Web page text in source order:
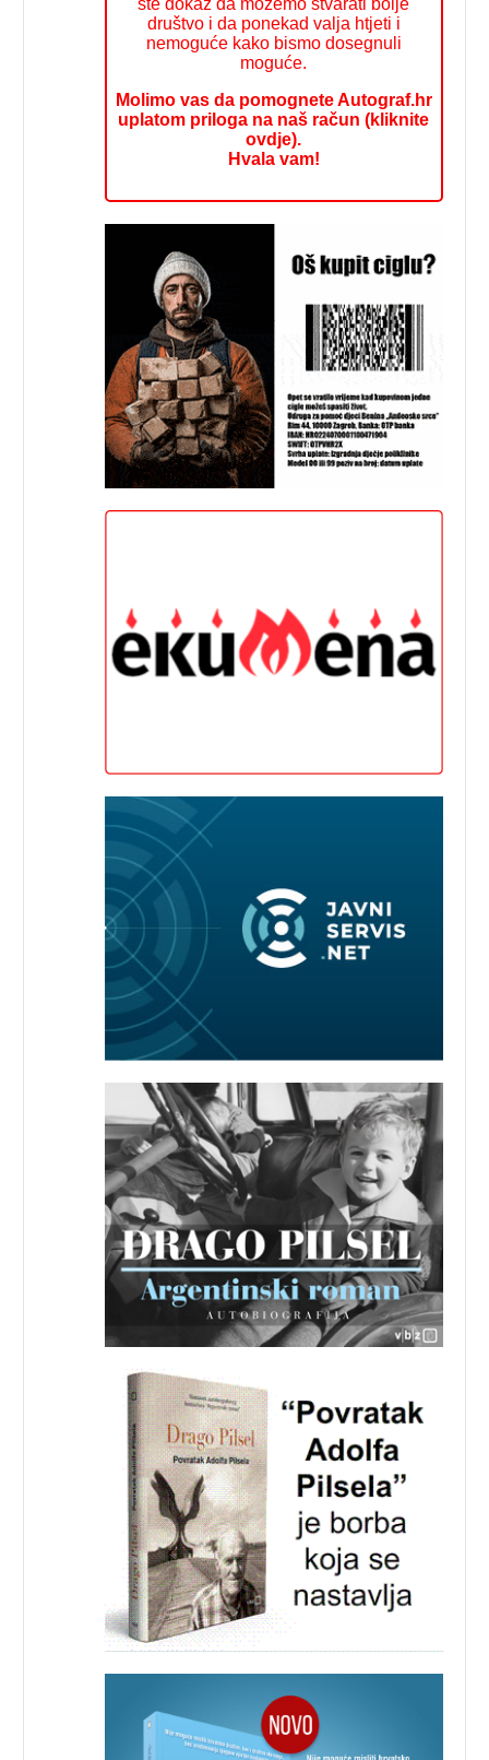
društvo i da ponekad valja htjeti i
nemoguće kako bismo dosegnuli
moguće.
Molimo vas da pomognete Autograf.hr
uplatom priloga na naš račun (kliknite
ovdje).
Hvala vam!